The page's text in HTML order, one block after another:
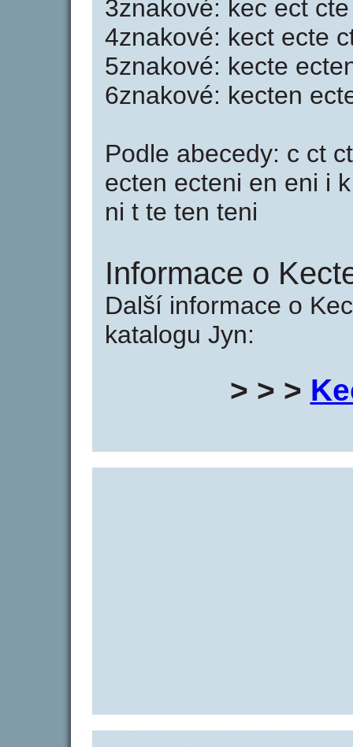
3znakové: kec ect
4znakové: kect ecte
5znakové: kecte
6znakové: kecten
Podle abecedy: c ct
ecten ecteni en eni i
ni t te ten teni
Informace o
Další informace o
katalogu Jyn:
> > >